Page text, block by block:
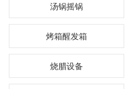
汤锅摇锅
烤箱醒发箱
烧腊设备